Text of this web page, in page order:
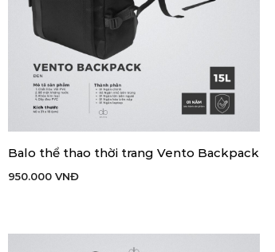
THÊM VÀO GIỎ HÀNG
Balo thể thao thời trang Vento Backpack
950.000 VNĐ